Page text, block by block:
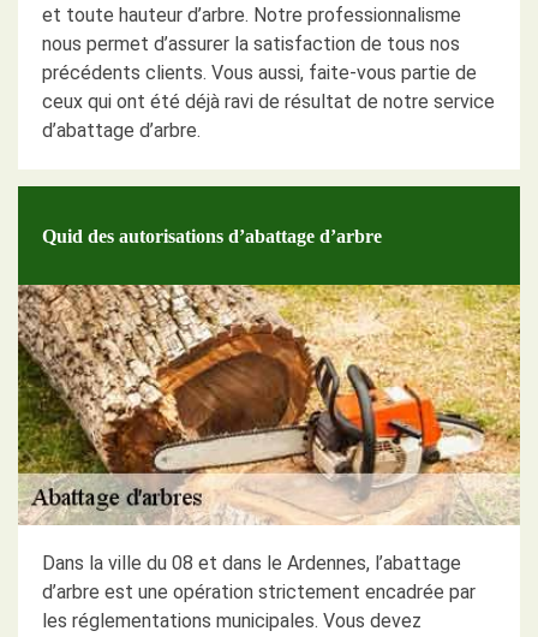
et toute hauteur d’arbre. Notre professionnalisme
nous permet d’assurer la satisfaction de tous nos
précédents clients. Vous aussi, faite-vous partie de
ceux qui ont été déjà ravi de résultat de notre service
d’abattage d’arbre.
Quid des autorisations d’abattage d’arbre
Dans la ville du 08 et dans le Ardennes, l’abattage
d’arbre est une opération strictement encadrée par
les réglementations municipales. Vous devez